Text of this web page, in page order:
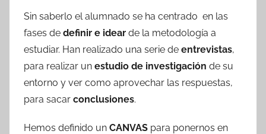
Sin saberlo el alumnado se ha centrado en las
fases de definir e idear de la metodología a
estudiar. Han realizado una serie de entrevistas,
para realizar un estudio de investigación de su
entorno y ver como aprovechar las respuestas,
para sacar conclusiones.
Hemos definido un CANVAS para ponernos en